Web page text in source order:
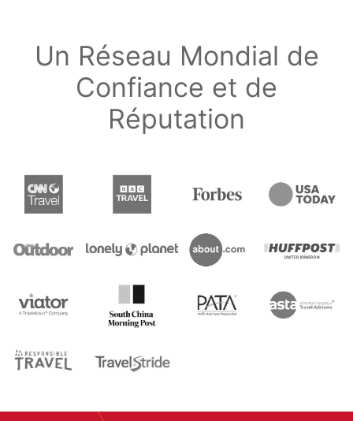
Un Réseau Mondial de
Confiance et de
Réputation